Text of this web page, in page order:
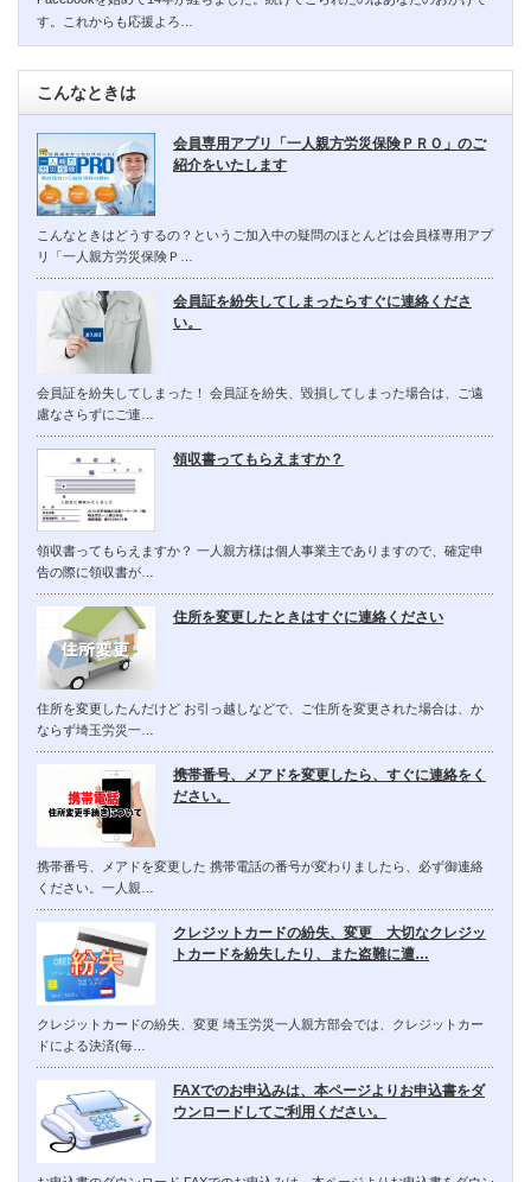
す。これからも応援よろ…
こんなときは
会員専用アプリ「一人親方労災保険ＰＲＯ」のご
紹介をいたします
こんなときはどうするの？というご加入中の疑問のほとんどは会員様専用アプ
リ「一人親方労災保険Ｐ…
会員証を紛失してしまったらすぐに連絡くださ
い。
会員証を紛失してしまった！ 会員証を紛失、毀損してしまった場合は、ご遠
慮なさらずにご連…
領収書ってもらえますか？
領収書ってもらえますか？ 一人親方様は個人事業主でありますので、確定申
告の際に領収書が…
住所を変更したときはすぐに連絡ください
住所を変更したんだけど お引っ越しなどで、ご住所を変更された場合は、か
ならず埼玉労災一…
携帯番号、メアドを変更したら、すぐに連絡をく
ださい。
携帯番号、メアドを変更した 携帯電話の番号が変わりましたら、必ず御連絡
ください。一人親…
クレジットカードの紛失、変更 大切なクレジッ
トカードを紛失したり、また盗難に遭…
クレジットカードの紛失、変更 埼玉労災一人親方部会では、クレジットカー
ドによる決済(毎…
FAXでのお申込みは、本ページよりお申込書をダ
ウンロードしてご利用ください。